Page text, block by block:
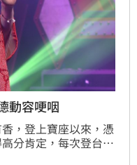
動容哽咽
，登上寶座以來，憑
分肯定，每次登台都